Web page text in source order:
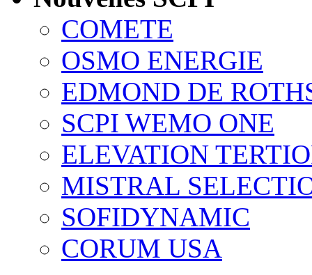
COMETE
OSMO ENERGIE
EDMOND DE
SCPI WEMO ONE
ELEVATION
MISTRAL
SOFIDYNAMIC
CORUM USA